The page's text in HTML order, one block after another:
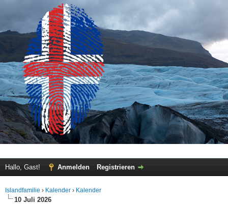
Hallo, Gast! Anmelden Registrieren
Islandfamilie › Kalender › Kalender
10 Juli 2026